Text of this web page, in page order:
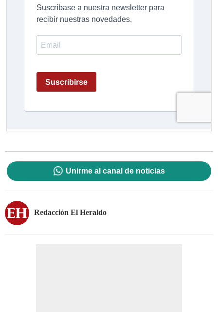
Unirme al canal de noticias
Redacción El Heraldo